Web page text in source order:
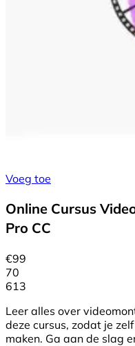
Voeg toe
Online Cursus
Pro CC
€99
70
613
Leer alles over
deze cursus, zodat je
maken. Ga aan de slag